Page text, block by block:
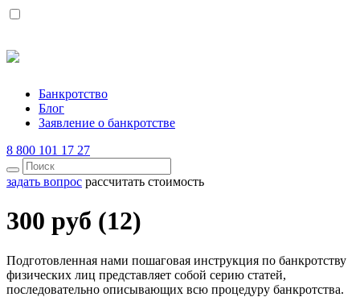
Банкротство
Блог
Заявление о банкротстве
8 800 101 17 27
задать вопрос рассчитать стоимость
300 руб (12)
Подготовленная нами пошаговая инструкция по банкротству
физических лиц представляет собой серию статей,
последовательно описывающих всю процедуру банкротства.